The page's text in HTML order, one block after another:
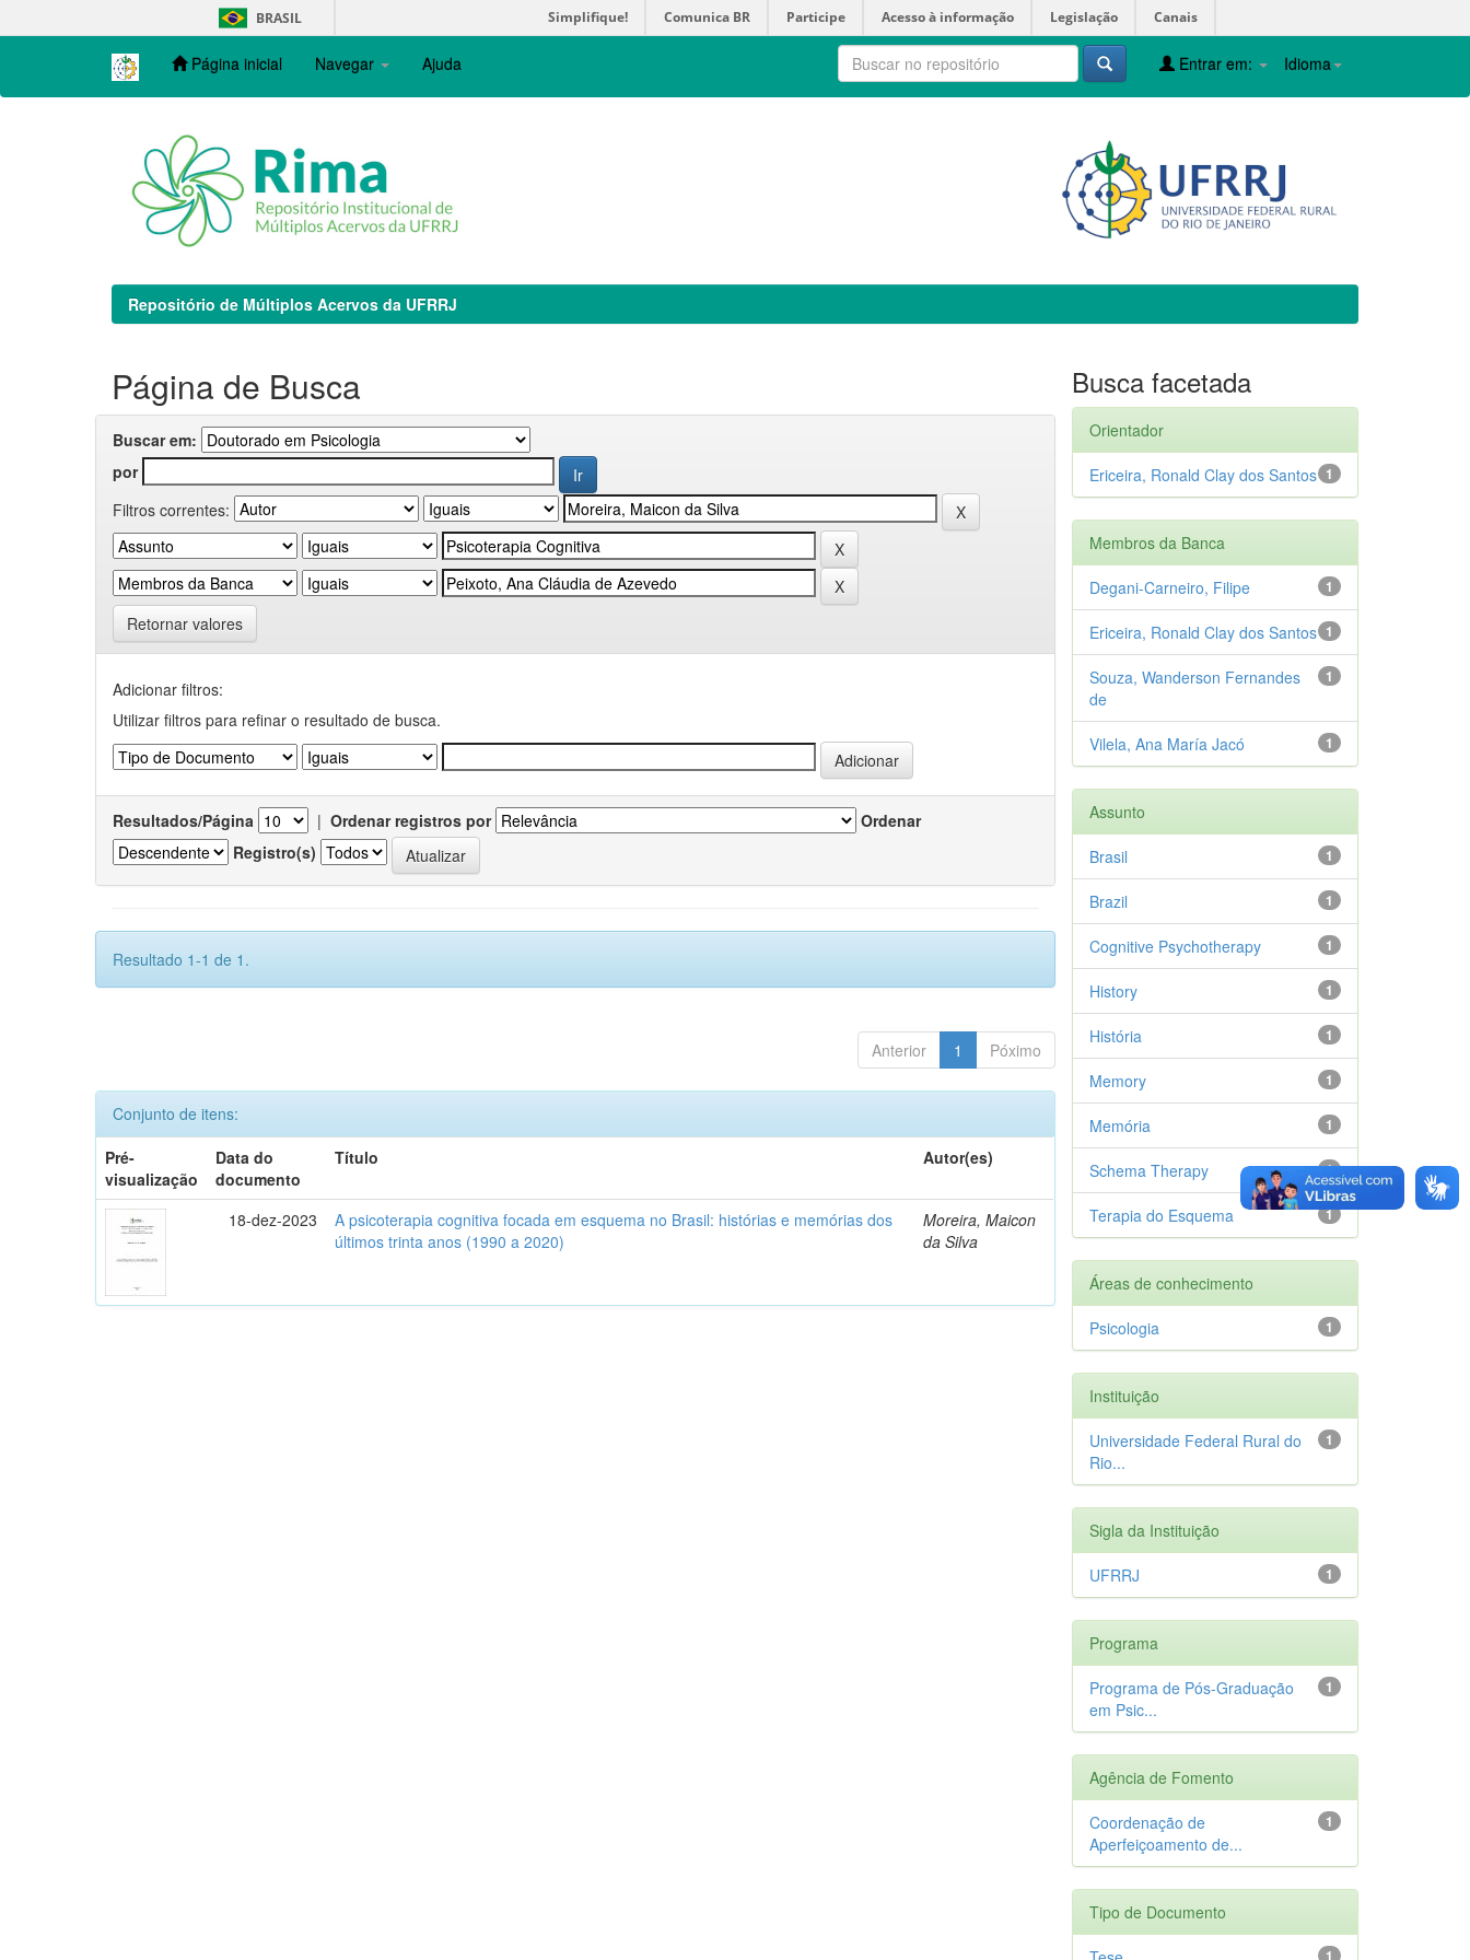
navigation
BRASIL Simplifique! Comunica BR Participe Acesso à informação Legislação Canais
Página inicial Navegar Ajuda Idioma
Entrar em:
Repositório de Múltiplos Acervos da UFRRJ
Página de Busca
Buscar em:
por
Filtros correntes:
Retornar valores
Adicionar filtros:
Utilizar filtros para refinar o resultado de busca.
Resultados/Página | Ordenar registros por
Ordenar
Registro(s)
Resultado 1-1 de 1.
Anterior 1 Póximo
Conjunto de itens:
Pré-
visualização
Data do
documento
Título Autor(es)
18-dez-2023
A psicoterapia cognitiva focada em esquema no Brasil: histórias e memórias dos
últimos trinta anos (1990 a 2020)
Moreira, Maicon
da Silva
Busca facetada
Orientador
1
Ericeira, Ronald Clay dos Santos
Membros da Banca
1
Degani-Carneiro, Filipe
1
Ericeira, Ronald Clay dos Santos
1
Souza, Wanderson Fernandes
de
1
Vilela, Ana María Jacó
Assunto
1
Brasil
1
Brazil
1
Cognitive Psychotherapy
1
History
1
História
1
Memory
1
Memória
1
Schema Therapy
1
Terapia do Esquema
Áreas de conhecimento
1
Psicologia
Instituição
1
Universidade Federal Rural do
Rio...
Sigla da Instituição
1
UFRRJ
Programa
1
Programa de Pós-Graduação
em Psic...
Agência de Fomento
1
Coordenação de
Aperfeiçoamento de...
Tipo de Documento
1